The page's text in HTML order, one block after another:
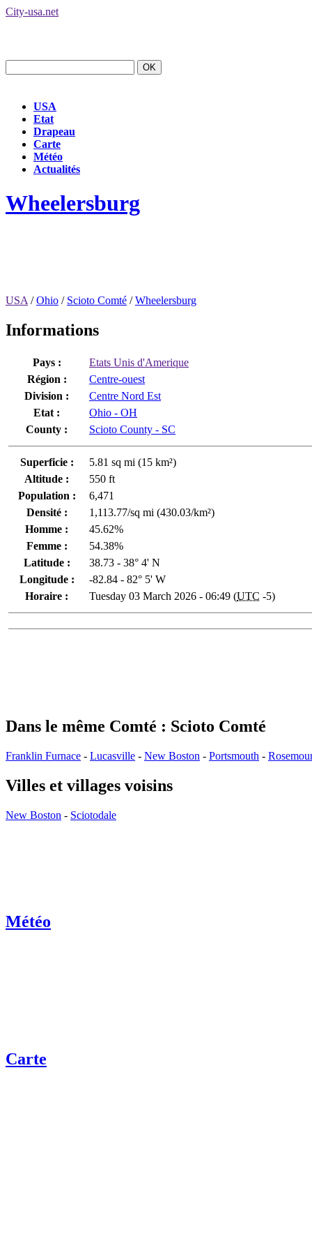
City-usa.net
USA
Etat
Drapeau
Carte
Météo
Actualités
Wheelersburg
USA /Ohio / Scioto Comté /Wheelersburg
Informations
Pays :
Etats Unis d'Amerique
Région :
Centre-ouest
Division :
Centre Nord Est
Etat :
Ohio - OH
County :
Scioto County - SC
Superficie :
5.81 sq mi (15 km²)
Altitude :
550 ft
Population :
6,471
Densité :
1,113.77/sq mi (430.03/km²)
Homme :
45.62%
Femme :
54.38%
Latitude :
38.73 - 38° 4' N
Longitude :
-82.84 - 82° 5' W
Horaire :
Tuesday 03 March 2026 - 06:49 (UTC -5)
Dans le même Comté : Scioto Comté
Franklin Furnace - Lucasville - New Boston - Portsmouth -
Villes et villages voisins
New Boston - Sciotodale
Météo
Carte